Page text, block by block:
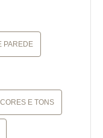
PAREDE
CORES E TONS